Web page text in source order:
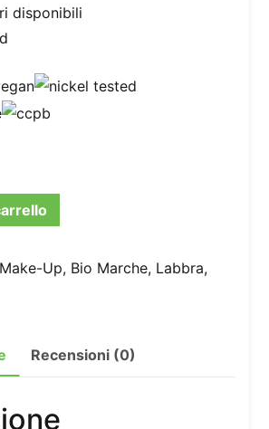
disponibili
Up, Bio Marche, Labbra,
Recensioni (0)